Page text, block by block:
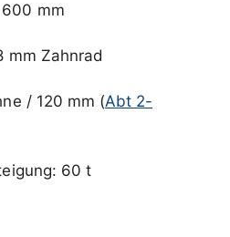
mm
mm Zahnrad
/ 120 mm (Abt 2-
60 t